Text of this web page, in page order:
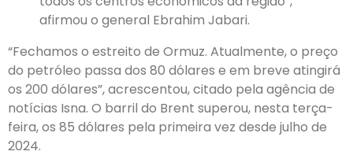
afirmou o general Ebrahim Jabari.
“Fechamos o estreito de Ormuz. Atualmente, o preço
do petróleo passa dos 80 dólares e em breve atingirá
os 200 dólares”, acrescentou, citado pela agência de
notícias Isna. O barril do Brent superou, nesta terça-
feira, os 85 dólares pela primeira vez desde julho de
2024.